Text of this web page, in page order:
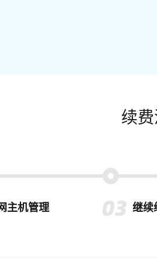
续
主机管理 继续